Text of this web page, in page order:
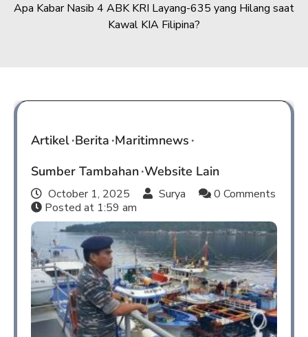
Apa Kabar Nasib 4 ABK KRI Layang-635 yang Hilang saat
Kawal KIA Filipina?
Artikel Berita Maritimnews
Sumber Tambahan Website Lain
October 1, 2025 Surya
0 Comments
Posted at 1:59 am